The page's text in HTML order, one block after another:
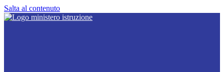
Salta al contenuto